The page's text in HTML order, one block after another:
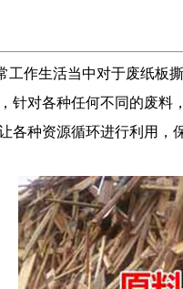
作生活当中对于废纸板撕
针对各种任何不同的废
各种资源循环进行利用，